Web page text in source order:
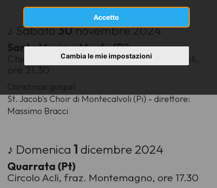
Accetto
Cambia le mie impostazioni
♪ Sabato30novembre 2024
Santa Maria a Monte (Pi)
Chiesa di San Jacopo, fraz. Montecalvoli,
ore 21.30
Christmas gospel
St. Jacob's Choir di Montecalvoli (Pi) - direttore:
Massimo Bracci
♪ Domenica 1 dicembre 2024
Quarrata (Pt)
Circolo Acli, fraz. Montemagno, ore 17.30